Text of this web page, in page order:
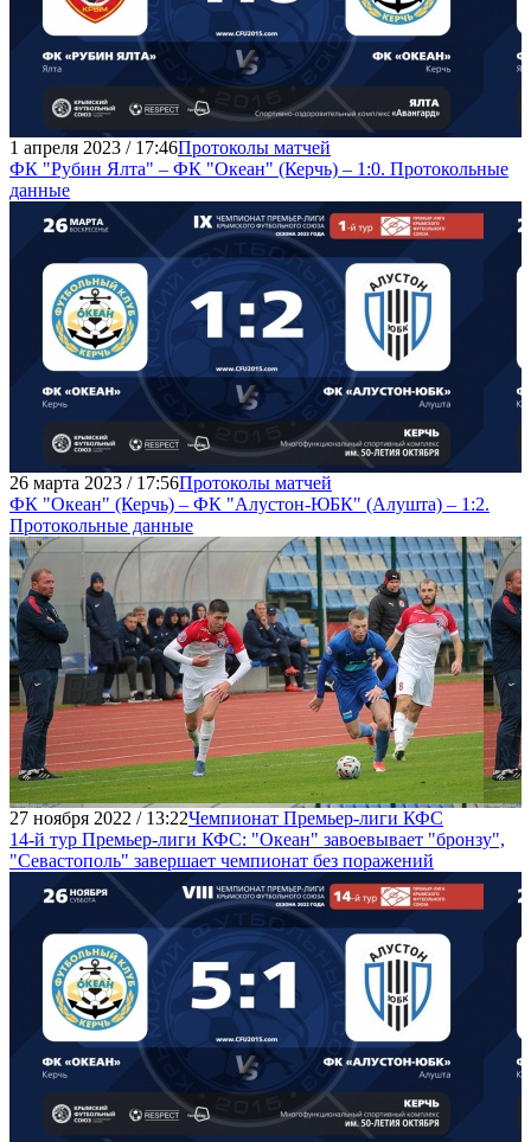
1 апреля 2023 / 17:46Протоколы матчей
ФК "Рубин Ялта" – ФК "Океан" (Керчь) – 1:0. Протокольные
данные
26 марта 2023 / 17:56Протоколы матчей
ФК "Океан" (Керчь) – ФК "Алустон-ЮБК" (Алушта) – 1:2.
Протокольные данные
27 ноября 2022 / 13:22Чемпионат Премьер-лиги КФС
14-й тур Премьер-лиги КФС: "Океан" завоевывает "бронзу",
"Севастополь" завершает чемпионат без поражений